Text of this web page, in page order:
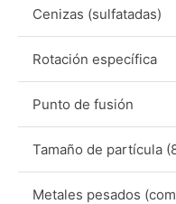
Cenizas (sulfatadas)
Rotación específica
Punto de fusión
Tamaño de partícula
Metales pesados